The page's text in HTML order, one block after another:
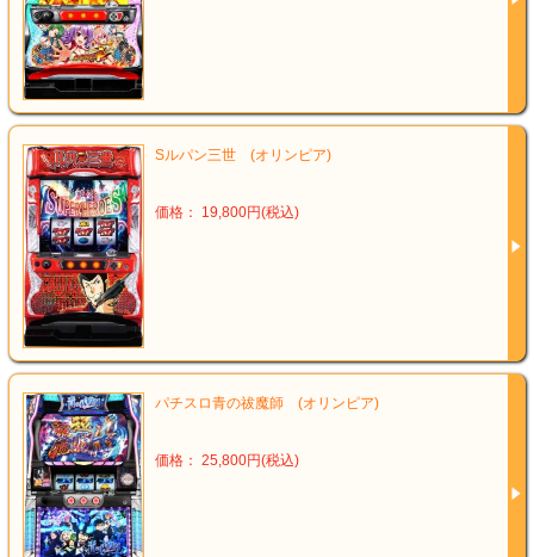
Sルパン三世 (オリンピア)
価格： 19,800円(税込)
パチスロ青の祓魔師 (オリンピア)
価格： 25,800円(税込)